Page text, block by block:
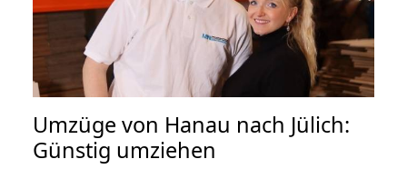
Umzüge von Hanau nach Jülich:
Günstig umziehen